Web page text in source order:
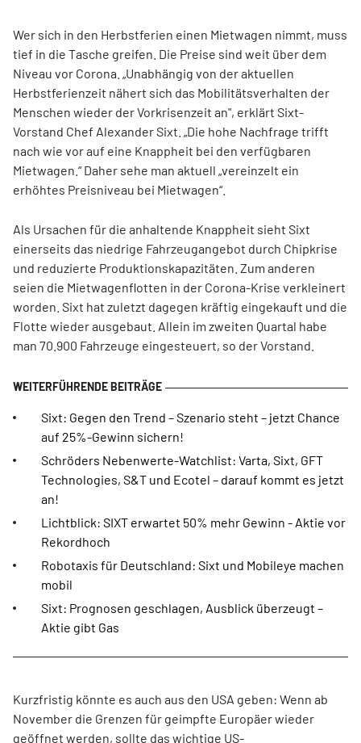
Wer sich in den Herbstferien einen Mietwagen nimmt, muss
tief in die Tasche greifen. Die Preise sind weit über dem
Niveau vor Corona. „Unabhängig von der aktuellen
Herbstferienzeit nähert sich das Mobilitätsverhalten der
Menschen wieder der Vorkrisenzeit an", erklärt Sixt-
Vorstand Chef Alexander Sixt. „Die hohe Nachfrage trifft
nach wie vor auf eine Knappheit bei den verfügbaren
Mietwagen.“ Daher sehe man aktuell „vereinzelt ein
erhöhtes Preisniveau bei Mietwagen“.
Als Ursachen für die anhaltende Knappheit sieht Sixt
einerseits das niedrige Fahrzeugangebot durch Chipkrise
und reduzierte Produktionskapazitäten. Zum anderen
seien die Mietwagenflotten in der Corona-Krise verkleinert
worden. Sixt hat zuletzt dagegen kräftig eingekauft und die
Flotte wieder ausgebaut. Allein im zweiten Quartal habe
man 70.900 Fahrzeuge eingesteuert, so der Vorstand.
Sixt: Gegen den Trend – Szenario steht – jetzt Chance
auf 25%-Gewinn sichern!
Schröders Nebenwerte-Watchlist: Varta, Sixt, GFT
Technologies, S&T und Ecotel – darauf kommt es jetzt
an!
Lichtblick: SIXT erwartet 50% mehr Gewinn - Aktie vor
Rekordhoch
Robotaxis für Deutschland: Sixt und Mobileye machen
mobil
Sixt: Prognosen geschlagen, Ausblick überzeugt –
Aktie gibt Gas
Kurzfristig könnte es auch aus den USA geben: Wenn ab
November die Grenzen für geimpfte Europäer wieder
geöffnet werden, sollte das wichtige US-